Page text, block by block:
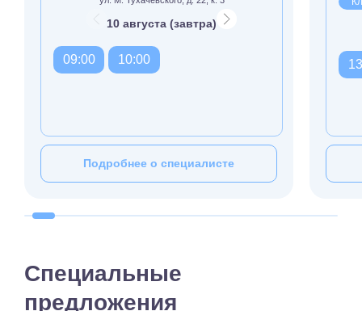
10 августа (завтра)
09:00 10:00
Подробнее о специалисте
Специальные
предложения